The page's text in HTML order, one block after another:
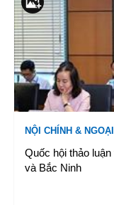
NỘI CHÍNH &
Quốc hội thảo
và Bắc Ninh